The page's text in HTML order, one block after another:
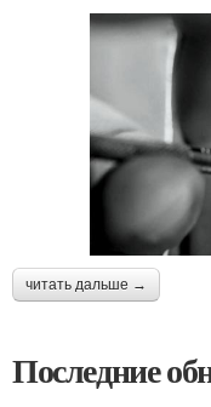
читать дальше →
Последние